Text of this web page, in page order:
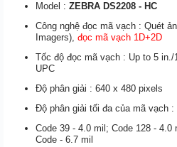
Model : ZEBRA DS2208 - HC
Công nghệ đọc mã vạch : Quét
Imagers), đọc mã vạch 1D+2D
Tốc độ đọc mã vạch : Up to 5 in./
UPC
Độ phân giải : 640 x 480 pixels
Độ phân giải tối đa của mã vạch :
Code 39 - 4.0 mil; Code 128 -
Code - 6.7 mil